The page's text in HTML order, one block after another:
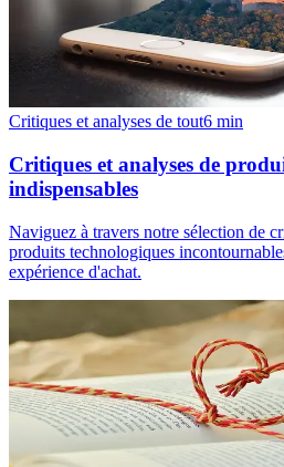
Critiques et analyses de tout6 min
Critiques et analyses de
indispensables
Naviguez à travers notre sélection de
produits technologiques
expérience d'achat.